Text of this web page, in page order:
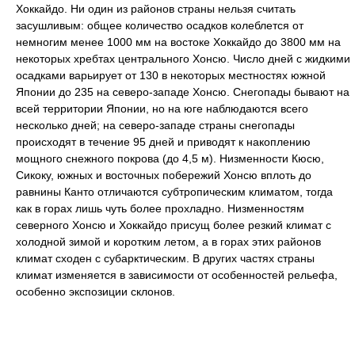
Хоккайдо. Ни один из районов страны нельзя считать
засушливым: общее количество осадков колеблется от
немногим менее 1000 мм на востоке Хоккайдо до 3800 мм на
некоторых хребтах центрального Хонсю. Число дней с жидкими
осадками варьирует от 130 в некоторых местностях южной
Японии до 235 на северо-западе Хонсю. Снегопады бывают на
всей территории Японии, но на юге наблюдаются всего
несколько дней; на северо-западе страны снегопады
происходят в течение 95 дней и приводят к накоплению
мощного снежного покрова (до 4,5 м). Низменности Кюсю,
Сикоку, южных и восточных побережий Хонсю вплоть до
равнины Канто отличаются субтропическим климатом, тогда
как в горах лишь чуть более прохладно. Низменностям
северного Хонсю и Хоккайдо присущ более резкий климат с
холодной зимой и коротким летом, а в горах этих районов
климат сходен с субарктическим. В других частях страны
климат изменяется в зависимости от особенностей рельефа,
особенно экспозиции склонов.